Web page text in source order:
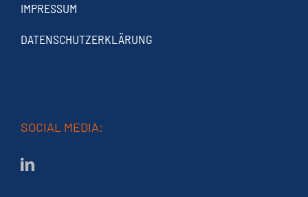
IMPRESSUM
DATENSCHUTZERKLÄRUNG
SOCIAL MEDIA: